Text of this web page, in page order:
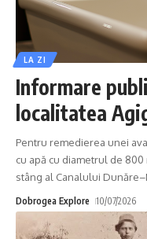
LA ZI
Informare
localitatea
Pentru remedierea unei
cu apă cu diametrul de
stâng al Canalului
Dobrogea Explore 10/07/2026